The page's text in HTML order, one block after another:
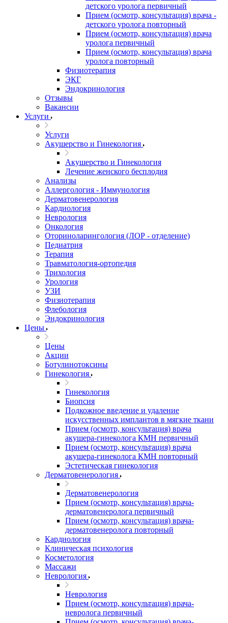
детского уролога первичный
Прием (осмотр, консультация) врача -
детского уролога повторный
Прием (осмотр, консультация) врача
уролога первичный
Прием (осмотр, консультация) врача
уролога повторный
Физиотерапия
ЭКГ
Эндокринология
Отзывы
Вакансии
Услуги
Услуги
Акушерство и Гинекология
Акушерство и Гинекология
Лечение женского бесплодия
Анализы
Аллергология - Иммунология
Дерматовенерология
Кардиология
Неврология
Онкология
Оториноларингология (ЛОР - отделение)
Педиатрия
Терапия
Травматология-ортопедия
Трихология
Урология
УЗИ
Физиотерапия
Флебология
Эндокринология
Цены
Цены
Акции
Ботулинотоксины
Гинекология
Гинекология
Биопсия
Подкожное введение и удаление
искусственных имплантов в мягкие ткани
Прием (осмотр, консультация) врача
акушера-гинеколога КМН первичный
Прием (осмотр, консультация) врача
акушера-гинеколога КМН повторный
Эстетическая гинекология
Дерматовенерология
Дерматовенерология
Прием (осмотр, консультация) врача-
дерматовенеролога первичный
Прием (осмотр, консультация) врача-
дерматовенеролога повторный
Кардиология
Клиническая психология
Косметология
Массажи
Неврология
Неврология
Прием (осмотр, консультация) врача-
невролога первичный